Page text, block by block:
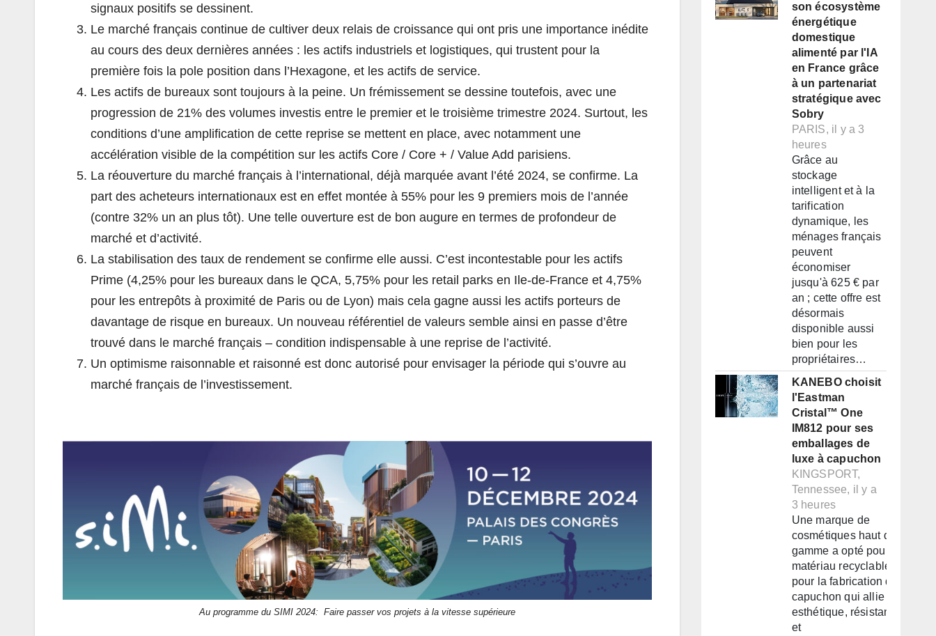
signaux positifs se dessinent.
Le marché français continue de cultiver deux relais de croissance qui ont pris une importance inédite
au cours des deux dernières années : les actifs industriels et logistiques, qui trustent pour la
première fois la pole position dans l’Hexagone, et les actifs de service.
Les actifs de bureaux sont toujours à la peine. Un frémissement se dessine toutefois, avec une
progression de 21% des volumes investis entre le premier et le troisième trimestre 2024. Surtout, les
conditions d’une amplification de cette reprise se mettent en place, avec notamment une
accélération visible de la compétition sur les actifs Core / Core + / Value Add parisiens.
La réouverture du marché français à l’international, déjà marquée avant l’été 2024, se confirme. La
part des acheteurs internationaux est en effet montée à 55% pour les 9 premiers mois de l’année
(contre 32% un an plus tôt). Une telle ouverture est de bon augure en termes de profondeur de
marché et d’activité.
La stabilisation des taux de rendement se confirme elle aussi. C’est incontestable pour les actifs
Prime (4,25% pour les bureaux dans le QCA, 5,75% pour les retail parks en Ile-de-France et 4,75%
pour les entrepôts à proximité de Paris ou de Lyon) mais cela gagne aussi les actifs porteurs de
davantage de risque en bureaux. Un nouveau référentiel de valeurs semble ainsi en passe d’être
trouvé dans le marché français – condition indispensable à une reprise de l’activité.
Un optimisme raisonnable et raisonné est donc autorisé pour envisager la période qui s’ouvre au
marché français de l’investissement.
Au programme du SIMI 2024: Faire passer vos projets à la vitesse supérieure
son écosystème
énergétique
domestique
alimenté par l'IA
en France grâce
à un partenariat
stratégique avec
Sobry
PARIS, il y a 3
heures
Grâce au
stockage
intelligent et à la
tarification
dynamique, les
ménages français
peuvent
économiser
jusqu'à 625 € par
an ; cette offre est
désormais
disponible aussi
bien pour les
propriétaires…
KANEBO choisit
l'Eastman
Cristal™ One
IM812 pour ses
emballages de
luxe à capuchon
KINGSPORT,
Tennessee, il y a
3 heures
Une marque de
cosmétiques haut de
gamme a opté pour un
matériau recyclable
pour la fabrication d'un
capuchon qui allie
esthétique, résistance
et